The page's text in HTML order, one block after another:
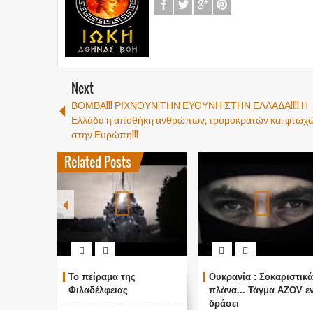
Next
ΒΟΜΒΑ!!! ΡΙΧΝΟΥΝ ΤΗΝ ΕΥΘΥΝΗ ΣΤΗΝ ΕΛΛΑΔΑ!!!! Η
Ελλάδα η αποθήκη ανθρώπων, τρομοκρατών και
στην Ευρώπη!!!
Related Posts
Το πείραμα της
Φιλαδέλφειας
Ουκρανία : Σοκαριστικά
πλάνα... Τάγμα AZOV
δράσει